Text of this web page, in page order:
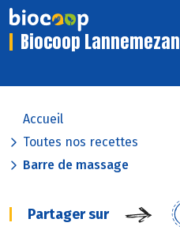
Biocoop Lannemezan
Accueil
Toutes nos recettes
Barre de massage
Partager sur